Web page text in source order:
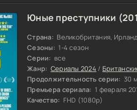
Юные преступники
Страна: Великобритания,
Сезоны: 1-4 сезон
Серии: все
Жанр: Сериалы 2024 /
Продолжительность серии: 30
Премьера сериала: 1 февраля
Качество: FHD (1080p)